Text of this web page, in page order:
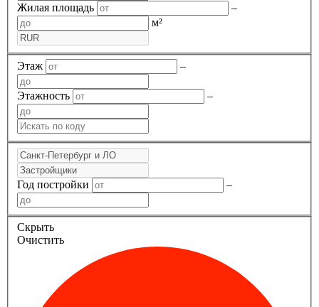
Жилая площадь
–
м²
Этаж –
Этажность –
Год постройки –
Скрыть
Очистить